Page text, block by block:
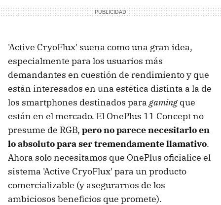
'Active CryoFlux' suena como una gran idea,
especialmente para los usuarios más
demandantes en cuestión de rendimiento y que
están interesados en una estética distinta a la de
los smartphones destinados para gaming que
están en el mercado. El OnePlus 11 Concept no
presume de RGB, pero no parece necesitarlo en
lo absoluto para ser tremendamente llamativo.
Ahora solo necesitamos que OnePlus oficialice el
sistema 'Active CryoFlux' para un producto
comercializable (y asegurarnos de los
ambiciosos beneficios que promete).